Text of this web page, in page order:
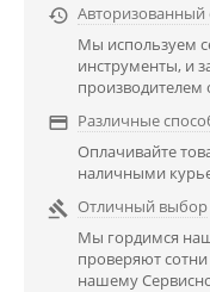
 Авторизованный
Мы используем
инструменты, и
производителем
 Различные
Оплачивайте
наличными
 Отличный выбор
Мы гордимся
проверяют
нашему